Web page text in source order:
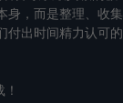
身，而是整理、收集
付出时间精力认可的